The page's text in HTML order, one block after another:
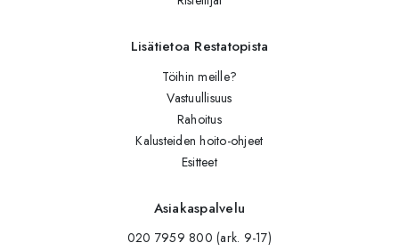
Lisätietoa Restatopista
Töihin meille?
Vastuullisuus
Rahoitus
Kalusteiden hoito-ohjeet
Esitteet
Asiakaspalvelu
020 7959 800 (ark. 9-17)